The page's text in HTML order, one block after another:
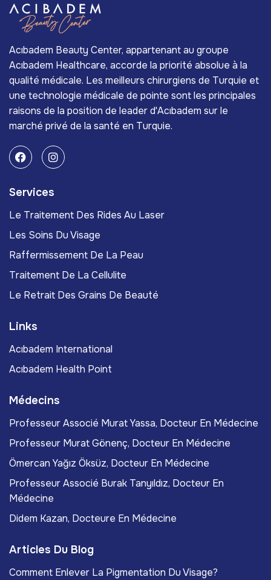
Acıbadem Beauty Center, appartenant au groupe
Acıbadem Healthcare, accorde la priorité absolue à la
qualité médicale. Les meilleurs chirurgiens de Turquie et
une technologie médicale de pointe sont les principales
raisons de la position de leader d'Acıbadem sur le
marché privé de la santé en Turquie.
Services
Le Traitement Des Rides Au Laser
Les Soins Du Visage
Raffermissement De La Peau
Traitement De La Cellulite
Le Retrait Des Grains De Beauté
Links
Acıbadem International
Acıbadem Health Point
Médecins
Professeur Associé Murat Yassa, Docteur En Médecine
Professeur Murat Gönenç, Docteur En Médecine
Ömercan Yağız Öksüz, Docteur En Médecine
Professeur Associé Burak Tanyıldız, Docteur En
Médecine
Didem Kazan, Docteure En Médecine
Articles Du Blog
Comment Enlever La Pigmentation Du Visage?